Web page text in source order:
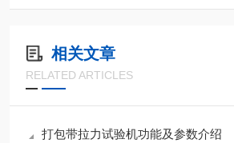
相关文章
RELATED ARTICLES
打包带拉力试验机功能及参数介绍